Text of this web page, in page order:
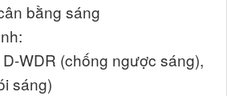
bằng sáng
WDR (chống ngược sáng),
sáng)